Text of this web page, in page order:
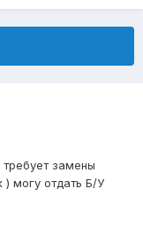
замены
) могу отдать Б/У